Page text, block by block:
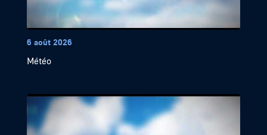
6 août 2026
Météo